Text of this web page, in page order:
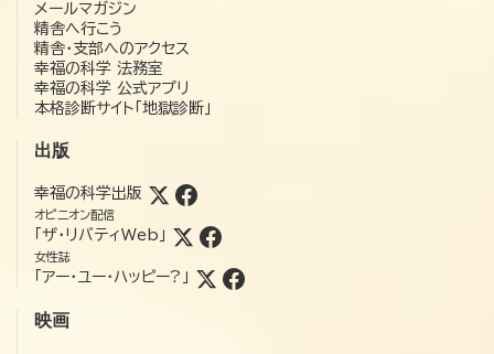
メールマガジン
精舎へ行こう
精舎・支部へのアクセス
幸福の科学 法務室
幸福の科学 公式アプリ
本格診断サイト「地獄診断」
出版
幸福の科学出版
オピニオン配信
「ザ・リバティWeb」
女性誌
「アー・ユー・ハッピー?」
映画